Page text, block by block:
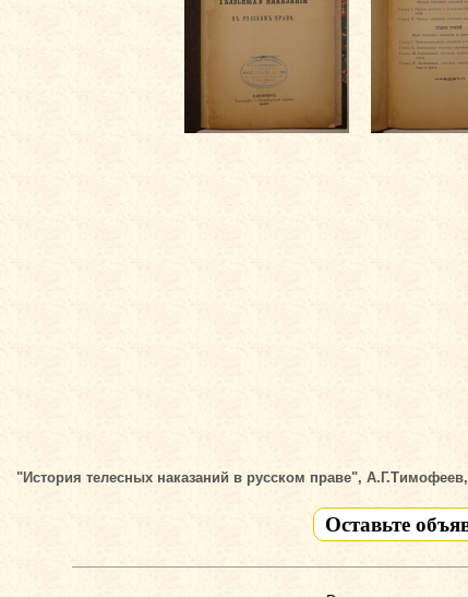
"История телесных наказаний в русском праве",
Оставьте